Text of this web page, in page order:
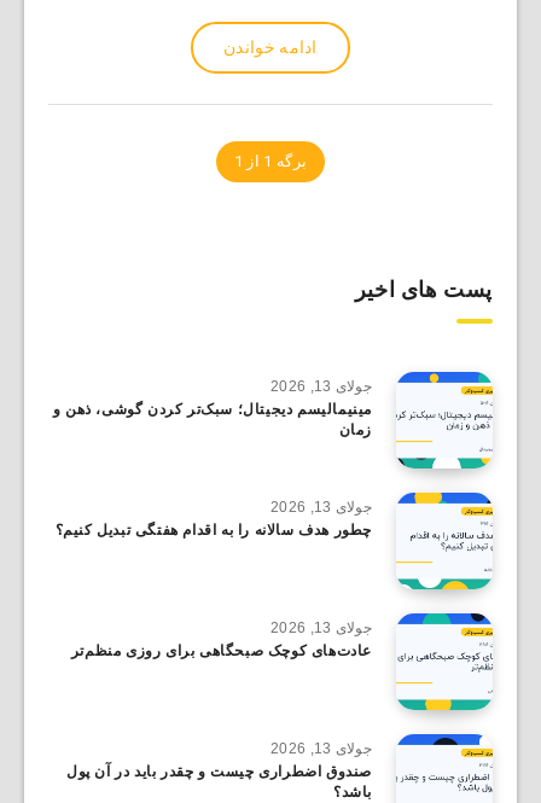
ادامه خواندن
برگه 1 از 1
پست های اخیر
جولای 13, 2026
مینیمالیسم دیجیتال؛ سبک‌تر کردن گوشی، ذهن و
زمان
جولای 13, 2026
چطور هدف سالانه را به اقدام هفتگی تبدیل کنیم؟
جولای 13, 2026
عادت‌های کوچک صبحگاهی برای روزی منظم‌تر
جولای 13, 2026
صندوق اضطراری چیست و چقدر باید در آن پول
باشد؟